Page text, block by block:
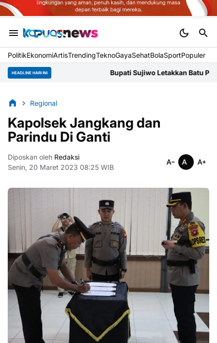
PolitikEkonomiArtisTrendingTeknoGayaSehatBolaSportPopuler
HEADLINE HARI INI Bupati Sujiwo Letakkan Batu Pertama Gereja
Regional
Kapolsek Jangkang dan
Parindu Di Ganti
Diposkan oleh Redaksi
Senin, 20 Maret 2023 08:25 WIB